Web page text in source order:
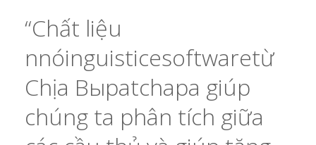
“Chất liệu
nnóinguisticesoftwaretừ
Chịa Выpatchapa giúp
chúng ta phân tích giữa